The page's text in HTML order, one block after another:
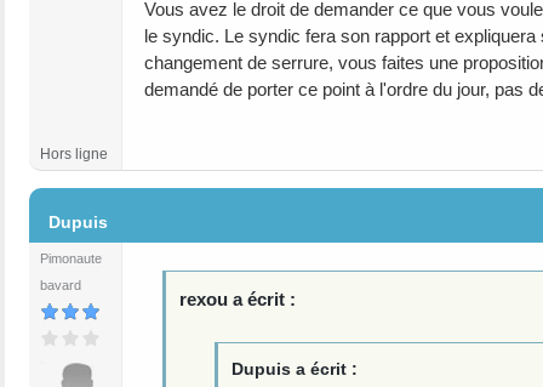
Vous avez le droit de demander ce que vous
le syndic. Le syndic fera son rapport et
changement de serrure, vous faites une
demandé de porter ce point à l'ordre du jour, pas
Hors ligne
Dupuis
Pimonaute
bavard
rexou a écrit :
Dupuis a écrit :